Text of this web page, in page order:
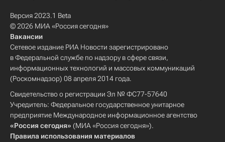
Версия 2023.1 Beta
© 2026 МИА «Россия сегодня»
Вакансии
Сетевое издание РИА Новости зарегистрировано
в Федеральной службе по надзору в сфере связи,
информационных технологий и массовых коммуникаций
(Роскомнадзор) 08 апреля 2014 года.
Свидетельство о регистрации Эл № ФС77-57640
Учредитель: Федеральное государственное унитарное
предприятие Международное информационное агентство
«Россия сегодня» (МИА «Россия сегодня»).
Правила использования материалов